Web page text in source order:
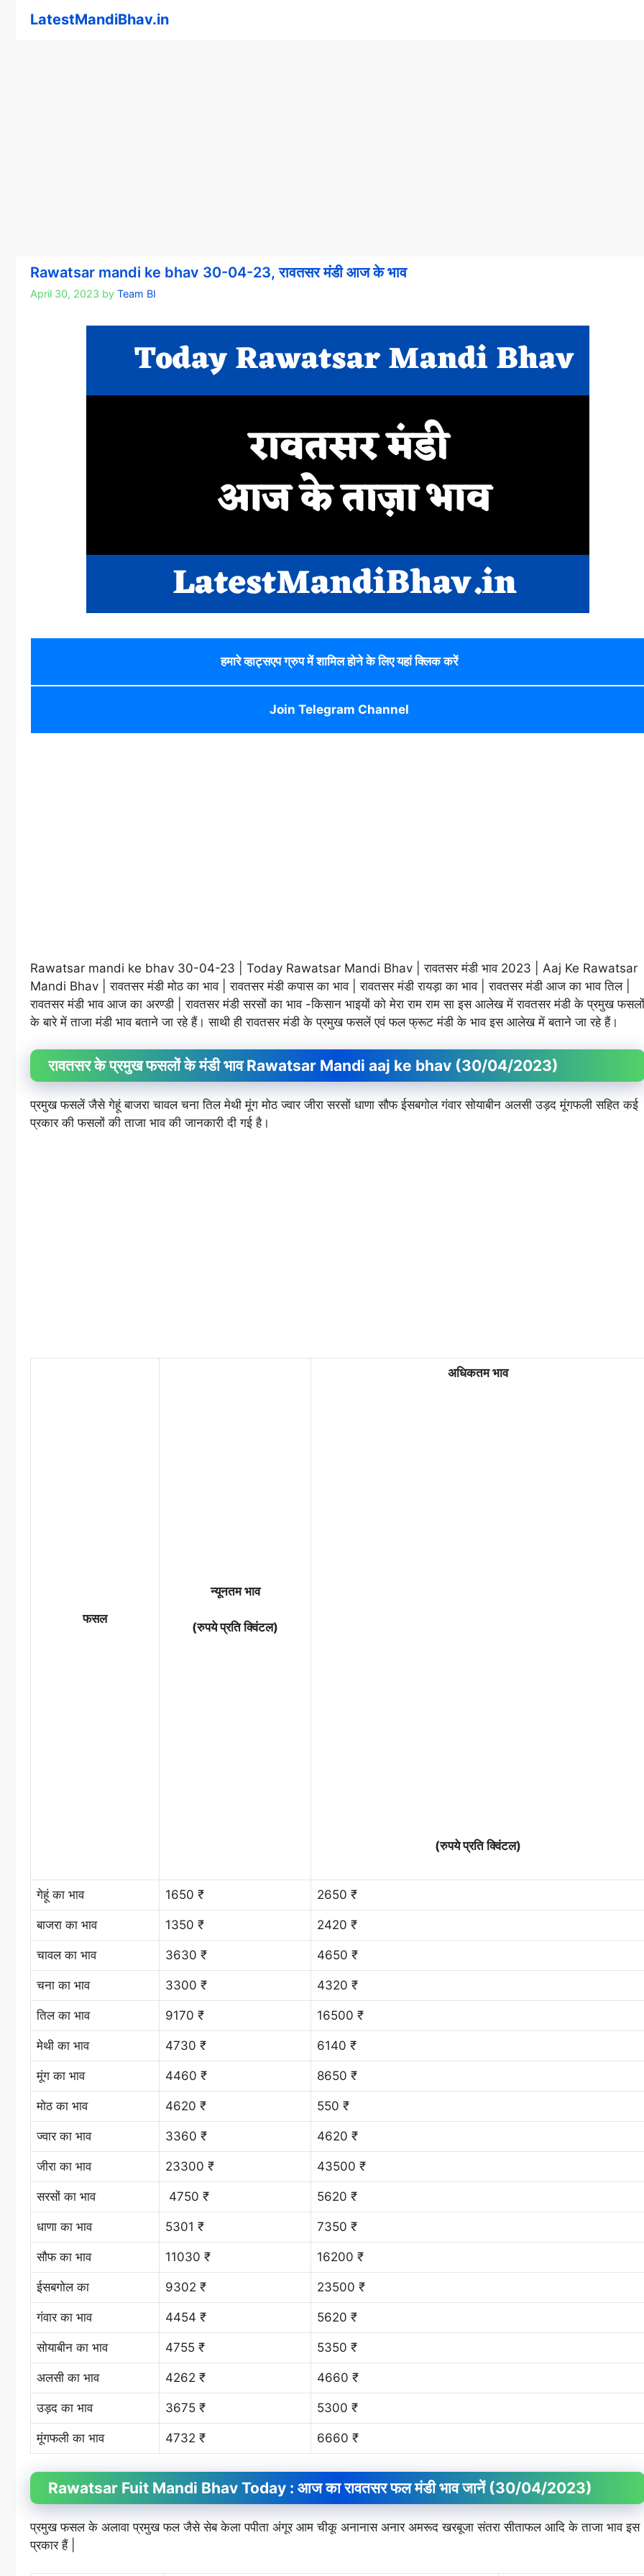
LatestMandiBhav.in
Rawatsar mandi ke bhav 30-04-23, रावतसर मंडी आज के भाव
April 30, 2023 by Team BI
हमारे व्हाट्सएप ग्रुप में शामिल होने के लिए यहां क्लिक करें
Join Telegram Channel
Rawatsar mandi ke bhav 30-04-23 | Today Rawatsar Mandi Bhav | रावतसर मंडी भाव 2023 | Aaj Ke Rawatsar
Mandi Bhav | रावतसर मंडी मोठ का भाव | रावतसर मंडी कपास का भाव | रावतसर मंडी रायड़ा का भाव | रावतसर मंडी आज का भाव तिल |
रावतसर मंडी भाव आज का अरण्डी | रावतसर मंडी सरसों का भाव -किसान भाइयों को मेरा राम राम सा इस आलेख में रावतसर मंडी के प्रमुख फसलों
के बारे में ताजा मंडी भाव बताने जा रहे हैं। साथी ही रावतसर मंडी के प्रमुख फसलें एवं फल फ्रूट मंडी के भाव इस आलेख में बताने जा रहे हैं।
रावतसर के प्रमुख फसलों के मंडी भाव Rawatsar Mandi aaj ke bhav (30/04/2023)
प्रमुख फसलें जैसे गेहूं बाजरा चावल चना तिल मेथी मूंग मोठ ज्वार जीरा सरसों धाणा सौफ ईसबगोल गंवार सोयाबीन अलसी उड़द मूंगफली सहित कई
प्रकार की फसलों की ताजा भाव की जानकारी दी गई है।
फसल
न्यूनतम भाव
(रुपये प्रति क्विंटल)
अधिकतम भाव
(रुपये प्रति क्विंटल)
गेहूं का भाव 1650 ₹ 2650 ₹
बाजरा का भाव 1350 ₹ 2420 ₹
चावल का भाव 3630 ₹ 4650 ₹
चना का भाव 3300 ₹ 4320 ₹
तिल का भाव 9170 ₹ 16500 ₹
मेथी का भाव 4730 ₹ 6140 ₹
मूंग का भाव 4460 ₹ 8650 ₹
मोठ का भाव 4620 ₹ 550 ₹
ज्वार का भाव 3360 ₹ 4620 ₹
जीरा का भाव 23300 ₹ 43500 ₹
सरसों का भाव 4750 ₹ 5620 ₹
धाणा का भाव 5301 ₹ 7350 ₹
सौफ का भाव 11030 ₹ 16200 ₹
ईसबगोल का 9302 ₹ 23500 ₹
गंवार का भाव 4454 ₹ 5620 ₹
सोयाबीन का भाव 4755 ₹ 5350 ₹
अलसी का भाव 4262 ₹ 4660 ₹
उड़द का भाव 3675 ₹ 5300 ₹
मूंगफली का भाव 4732 ₹ 6660 ₹
Rawatsar Fuit Mandi Bhav Today : आज का रावतसर फल मंडी भाव जानें (30/04/2023)
प्रमुख फसल के अलावा प्रमुख फल जैसे सेब केला पपीता अंगूर आम चीकू अनानास अनार अमरूद खरबूजा संतरा सीताफल आदि के ताजा भाव इस
प्रकार हैं |